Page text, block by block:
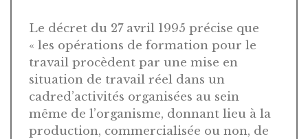
Le décret du 27 avril 1995 précise que
« les opérations de formation pour le
travail procèdent par une mise en
situation de travail réel dans un
cadred’activités organisées au sein
même de l’organisme, donnant lieu à la
production, commercialisée ou non, de